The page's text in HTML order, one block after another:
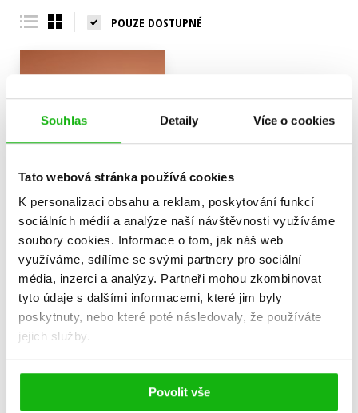
Souhlas Detaily Více o cookies
Tato webová stránka používá cookies
K personalizaci obsahu a reklam, poskytování funkcí
sociálních médií a analýze naší návštěvnosti využíváme
soubory cookies. Informace o tom, jak náš web
využíváme, sdílíme se svými partnery pro sociální
média, inzerci a analýzy. Partneři mohou zkombinovat
tyto údaje s dalšími informacemi, které jim byly
poskytnuty, nebo které poté následovaly, že používáte
jejich služby.
Povolit vše
POUZE DOSTUPNÉ
Fenomén stará Karviná
Jan Polakovič
399 Kč499 Kč
Do košíku